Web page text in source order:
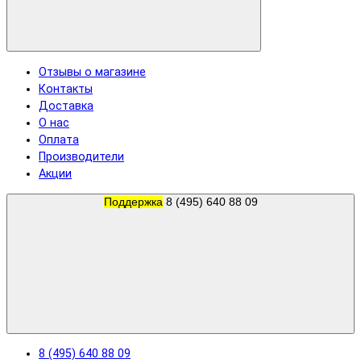
Отзывы о магазине
Контакты
Доставка
О нас
Оплата
Производители
Акции
Поддержка 8 (495) 640 88 09
8 (495) 640 88 09